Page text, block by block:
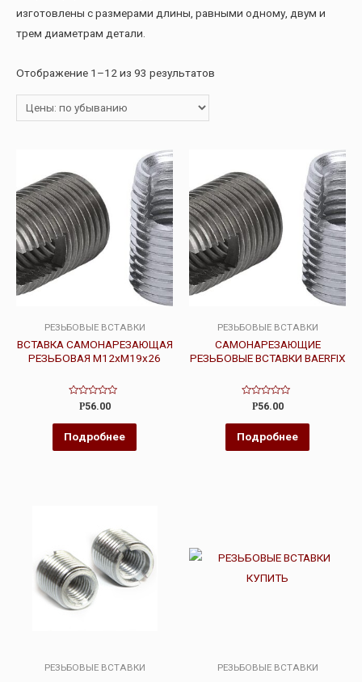
изготовлены с размерами длины, равными одному, двум и
трем диаметрам детали.
Отображение 1–12 из 93 результатов
РЕЗЬБОВЫЕ ВСТАВКИ
ВСТАВКА САМОНАРЕЗАЮЩАЯ
РЕЗЬБОВАЯ М12хМ19х26
Оценка
из
Р56.00
Подробнее
РЕЗЬБОВЫЕ ВСТАВКИ
САМОНАРЕЗАЮЩИЕ
РЕЗЬБОВЫЕ ВСТАВКИ BAERFIX
Оценка
из
Р56.00
Подробнее
РЕЗЬБОВЫЕ ВСТАВКИ РЕЗЬБОВЫЕ ВСТАВКИ